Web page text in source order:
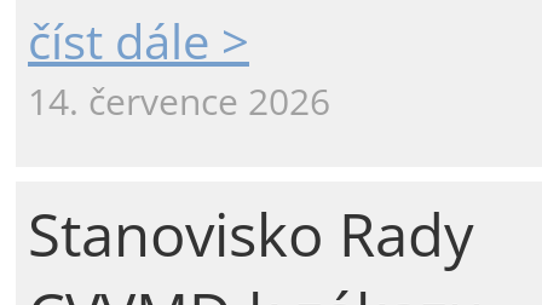
číst dále >
14. července 2026
Stanovisko Rady